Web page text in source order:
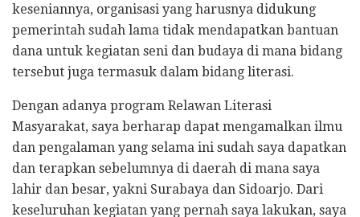
keseniannya, organisasi yang harusnya didukung
pemerintah sudah lama tidak mendapatkan bantuan
dana untuk kegiatan seni dan budaya di mana bidang
tersebut juga termasuk dalam bidang literasi.
Dengan adanya program Relawan Literasi
Masyarakat, saya berharap dapat mengamalkan ilmu
dan pengalaman yang selama ini sudah saya dapatkan
dan terapkan sebelumnya di daerah di mana saya
lahir dan besar, yakni Surabaya dan Sidoarjo. Dari
keseluruhan kegiatan yang pernah saya lakukan, saya